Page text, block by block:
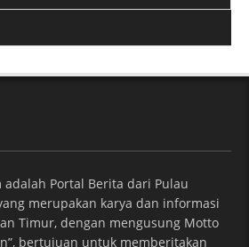
Portal Berita dari Pulau
merupakan karya dan informasi
Timur, dengan mengusung Motto
bertujuan untuk memberitakan